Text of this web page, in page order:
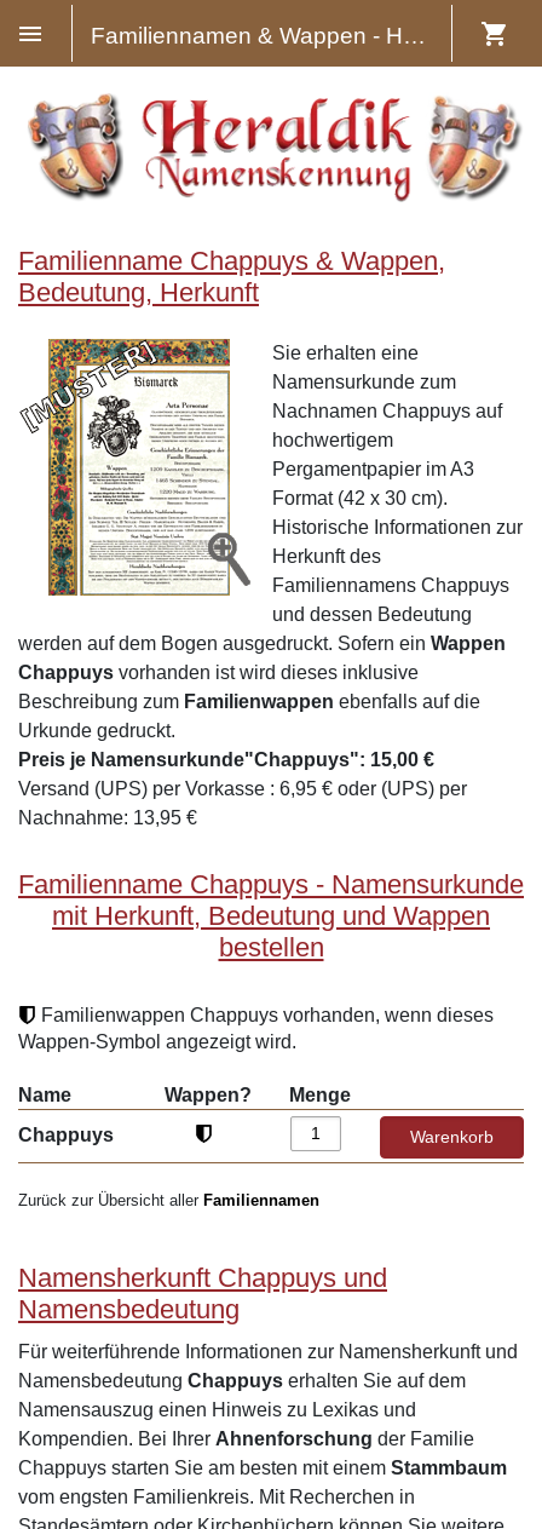
Familiennamen & Wappen - Heraldik
Familienname Chappuys & Wappen,
Bedeutung, Herkunft
Sie erhalten eine
Namensurkunde zum
Nachnamen Chappuys auf
hochwertigem
Pergamentpapier im A3
Format (42 x 30 cm).
Historische Informationen zur
Herkunft des
Familiennamens Chappuys
und dessen Bedeutung
werden auf dem Bogen ausgedruckt. Sofern ein Wappen
Chappuys vorhanden ist wird dieses inklusive
Beschreibung zum Familienwappen ebenfalls auf die
Urkunde gedruckt.
Preis je Namensurkunde"Chappuys": 15,00 €
Versand (UPS) per Vorkasse : 6,95 € oder (UPS) per
Nachnahme: 13,95 €
Familienname Chappuys - Namensurkunde
mit Herkunft, Bedeutung und Wappen
bestellen
Familienwappen Chappuys vorhanden, wenn dieses
Wappen-Symbol angezeigt wird.
Name Wappen?
Menge
Chappuys
Zurück zur Übersicht aller Familiennamen
Namensherkunft Chappuys und
Namensbedeutung
Für weiterführende Informationen zur Namensherkunft und
Namensbedeutung Chappuys erhalten Sie auf dem
Namensauszug einen Hinweis zu Lexikas und
Kompendien. Bei Ihrer Ahnenforschung der Familie
Chappuys starten Sie am besten mit einem Stammbaum
vom engsten Familienkreis. Mit Recherchen in